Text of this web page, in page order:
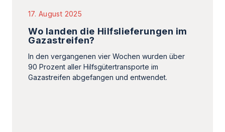
17. August 2025
Wo landen die Hilfslieferungen im
Gazastreifen?
In den vergangenen vier Wochen wurden über
90 Prozent aller Hilfsgütertransporte im
Gazastreifen abgefangen und entwendet.